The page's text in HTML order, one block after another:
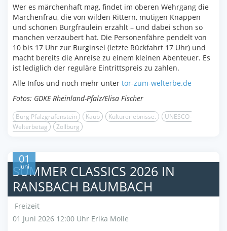
Wer es märchenhaft mag, findet im oberen Wehrgang die
Märchenfrau, die von wilden Rittern, mutigen Knappen
und schönen Burgfräulein erzählt – und dabei schon so
manchen verzaubert hat. Die Personenfähre pendelt von
10 bis 17 Uhr zur Burginsel (letzte Rückfahrt 17 Uhr) und
macht bereits die Anreise zu einem kleinen Abenteuer. Es
ist lediglich der reguläre Eintrittspreis zu zahlen.
Alle Infos und noch mehr unter tor-zum-welterbe.de
Fotos: GDKE Rheinland-Pfalz/Elisa Fischer
Burg Pfalzgrafenstein Kaub Kulturerlebnisse.
UNESCO-
Welterbetag
Zollburg
01
Juni
SUMMER CLASSICS 2026 IN
RANSBACH BAUMBACH
Freizeit
01 Juni 2026 12:00 Uhr Erika Molle